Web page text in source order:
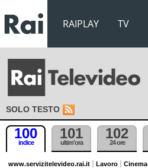
RAIPLAY TV
SOLO TESTO
100
indice
101
ultim'ora
102
24 ore
www.servizitelevideo.rai.it Lavoro Cinema